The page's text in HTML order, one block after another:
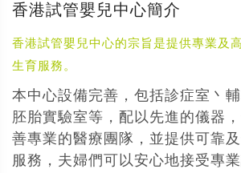
香港試管嬰兒中心簡介
香港試管嬰兒中心的宗旨是提供專業及
生育服務。
本中心設備完善，包括診症室丶
胚胎實驗室等，配以先進的儀器
善專業的醫療團隊，並提供可靠
服務，夫婦們可以安心地接受專